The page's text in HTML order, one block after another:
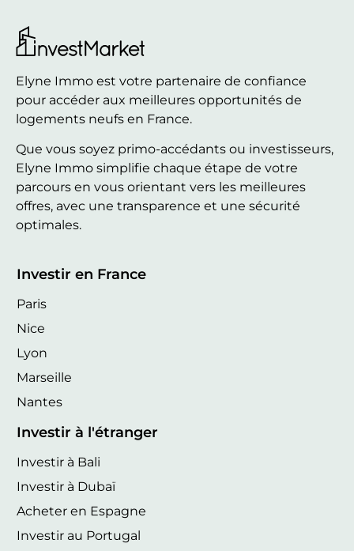
Elyne Immo est votre partenaire de confiance
pour accéder aux meilleures opportunités de
logements neufs en France.
Que vous soyez primo-accédants ou investisseurs,
Elyne Immo simplifie chaque étape de votre
parcours en vous orientant vers les meilleures
offres, avec une transparence et une sécurité
optimales.
Investir en France
Paris
Nice
Lyon
Marseille
Nantes
Investir à l'étranger
Investir à Bali
Investir à Dubaï
Acheter en Espagne
Investir au Portugal